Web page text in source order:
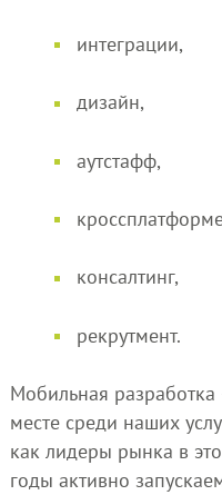
интеграции,
дизайн,
аутстафф,
консалтинг,
рекрутмент.
Мобильная
месте среди наших
как лидеры рынка в
годы активно